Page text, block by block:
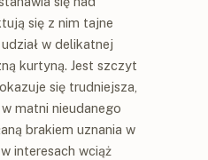
się z nim tajne
w delikatnej
kurtyną. Jest szczyt
się trudniejsza,
matni nieudanego
brakiem uznania w
interesach wciąż